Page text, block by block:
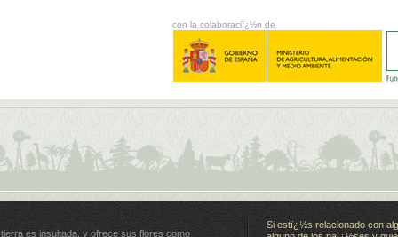
con la colaboraciï¿½n de
es insultada, y ofrece sus flores como
Si estï¿½s relacionado con